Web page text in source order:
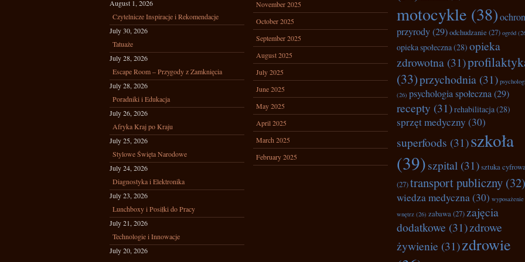
August 1, 2026
Czytelnicze Inspiracje i Rekomendacje
July 30, 2026
Tatuaże
July 28, 2026
Escape Room – Przygody z Zamknięcia
July 28, 2026
Poradniki i Edukacja
July 26, 2026
Afryka Kraj po Kraju
July 25, 2026
Stylowe Święta Narodowe
July 24, 2026
Diagnostyka i Elektronika
July 23, 2026
Lunchboxy i Posiłki do Pracy
July 21, 2026
Technologie i Innowacje
July 20, 2026
November 2025
October 2025
September 2025
August 2025
July 2025
June 2025
May 2025
April 2025
March 2025
February 2025
motocykle (38)
przyrody(29)odchudzanie (27) ogród
opieka społeczna(28) opieka
zdrowotna (31)
(33)przychodnia (31)
(26) psychologia społeczna(29)
recepty (31)rehabilitacja(28)
sprzęt medyczny (30)
superfoods (31)szkoła
(39)szpital (31)sztuka
(27)transport publiczny (32)
wiedza medyczna(30) wyposażenie
wnętrz (26) zabawa(27) zajęcia
dodatkowe (31)zdrowe
żywienie (31)zdrowie